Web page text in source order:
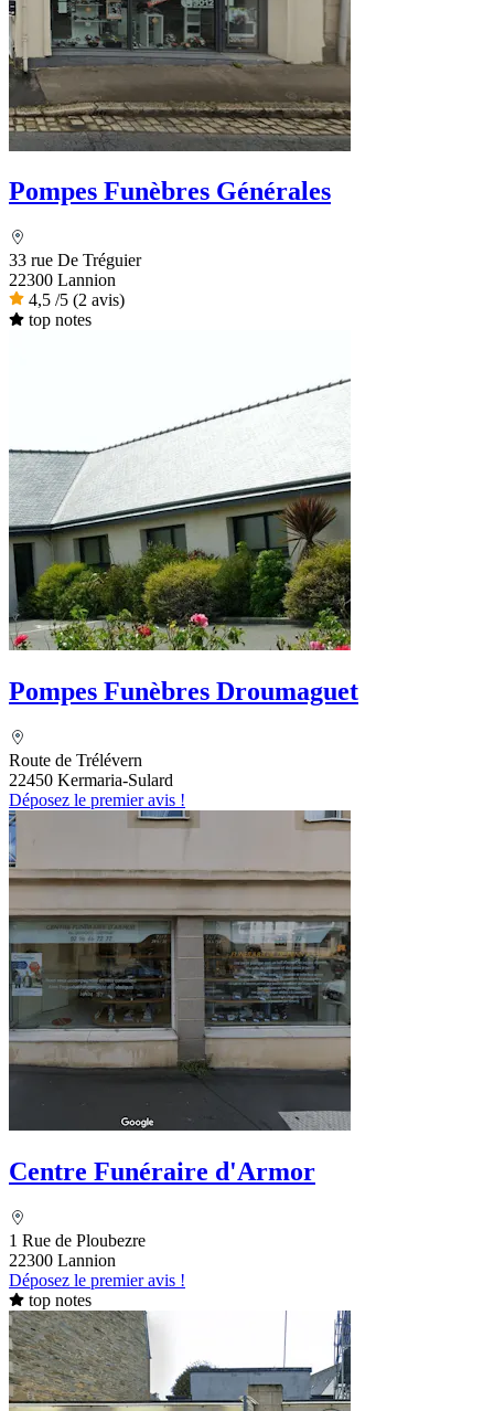
Pompes Funèbres Générales
33 rue De Tréguier
22300 Lannion
4,5 /5 (2 avis)
top notes
Pompes Funèbres Droumaguet
Route de Trélévern
22450 Kermaria-Sulard
Déposez le premier avis !
Centre Funéraire d'Armor
1 Rue de Ploubezre
22300 Lannion
Déposez le premier avis !
top notes